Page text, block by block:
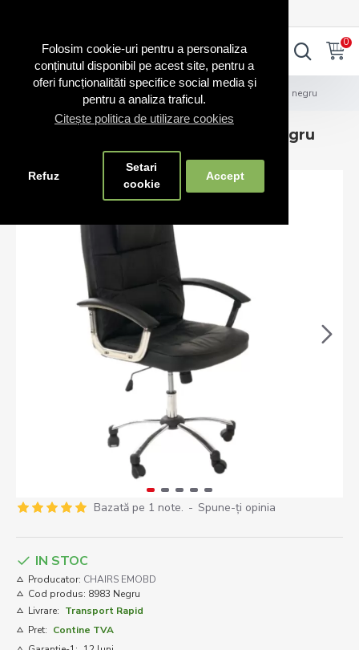
Folosim cookie-uri pentru a personaliza
conținutul disponibil pe acest site, pentru a
oferi funcționalităti specifice social media și
pentru a analiza traficul.
Citește politica de utilizare cookies
Refuz
Setari
cookie
Accept
0
Scaune și bănci Scaun de birou 8983 pe culoarea negru
Scaun de birou 8983 pe culoarea negru
Bazată pe 1 note. - Spune-ţi opinia
IN STOC
Producator: CHAIRS EMOBD
Cod produs: 8983 Negru
Livrare: Transport Rapid
Pret: Contine TVA